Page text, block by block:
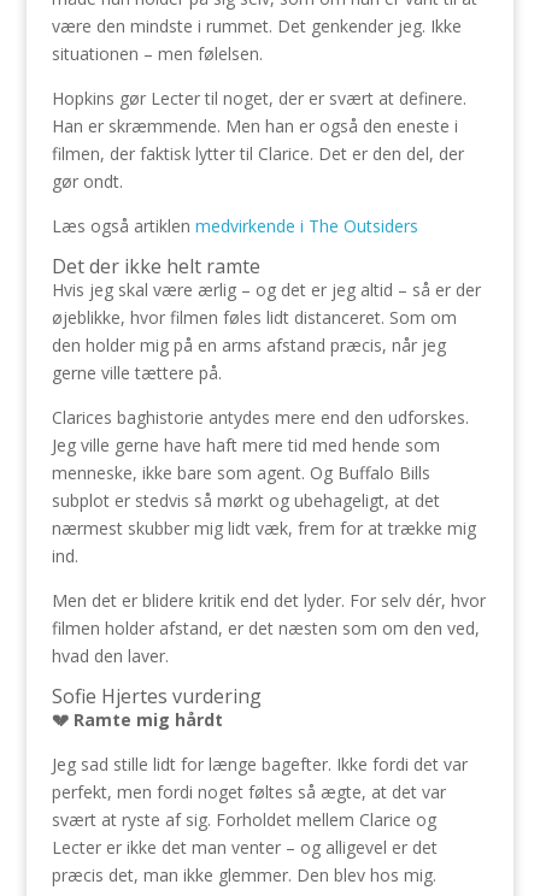
være den mindste i rummet. Det genkender jeg. Ikke
situationen – men følelsen.
Hopkins gør Lecter til noget, der er svært at definere.
Han er skræmmende. Men han er også den eneste i
filmen, der faktisk lytter til Clarice. Det er den del, der
gør ondt.
Læs også artiklen medvirkende i The Outsiders
Det der ikke helt ramte
Hvis jeg skal være ærlig – og det er jeg altid – så er der
øjeblikke, hvor filmen føles lidt distanceret. Som om
den holder mig på en arms afstand præcis, når jeg
gerne ville tættere på.
Clarices baghistorie antydes mere end den udforskes.
Jeg ville gerne have haft mere tid med hende som
menneske, ikke bare som agent. Og Buffalo Bills
subplot er stedvis så mørkt og ubehageligt, at det
nærmest skubber mig lidt væk, frem for at trække mig
ind.
Men det er blidere kritik end det lyder. For selv dér, hvor
filmen holder afstand, er det næsten som om den ved,
hvad den laver.
Sofie Hjertes vurdering
💔 Ramte mig hårdt
Jeg sad stille lidt for længe bagefter. Ikke fordi det var
perfekt, men fordi noget føltes så ægte, at det var
svært at ryste af sig. Forholdet mellem Clarice og
Lecter er ikke det man venter – og alligevel er det
præcis det, man ikke glemmer. Den blev hos mig.